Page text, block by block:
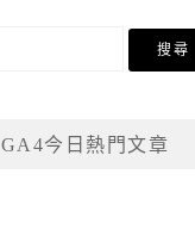
GA4今日熱門文章